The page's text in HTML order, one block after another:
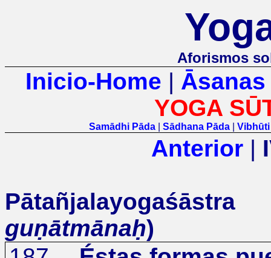
Aforismos
Inicio-Home | Āsanas
YOGA
Samādhi Pāda| Sādhana Pāda| Vibhūti
Anterior|
guṇātmānaḥ)